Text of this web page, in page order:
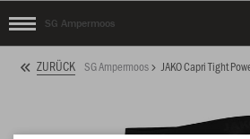
SG Ampermoos
ZURÜCK SG Ampermoos JAKO Capri Tight